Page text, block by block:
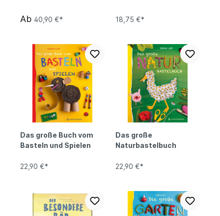
Ab 40,90 €* 18,75 €*
Das große Buch vom
Basteln und Spielen
22,90 €*
Das große
Naturbastelbuch
22,90 €*